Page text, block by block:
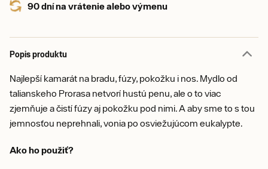
90 dní na vrátenie alebo výmenu
Popis produktu
Najlepší kamarát na bradu, fúzy, pokožku i nos. Mydlo od
talianskeho Prorasa netvorí hustú penu, ale o to viac
zjemňuje a čistí fúzy aj pokožku pod nimi. A aby sme to s tou
jemnosťou neprehnali, vonia po osviežujúcom eukalypte.
Ako ho použiť?